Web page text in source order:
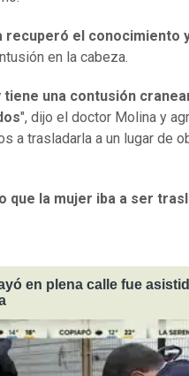
recuperó el conocimiento
en la cabeza.
una contusión
", dijo el doctor Molina y
a trasladarla a un lugar de
que la mujer iba a ser
en plena calle fue